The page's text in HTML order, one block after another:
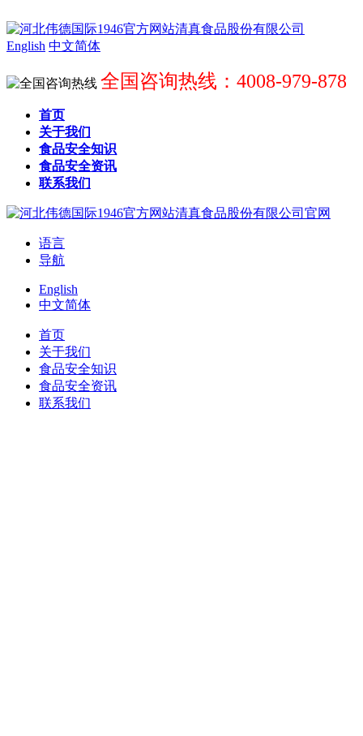
English 中文简体
全国咨询热线：4008-979-878
首页
关于我们
食品安全知识
食品安全资讯
联系我们
语言
导航
English
中文简体
首页
关于我们
食品安全知识
食品安全资讯
联系我们